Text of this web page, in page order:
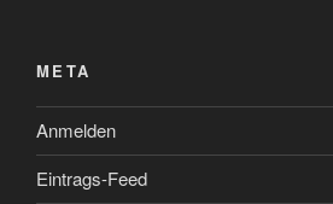
META
Anmelden
Eintrags-Feed